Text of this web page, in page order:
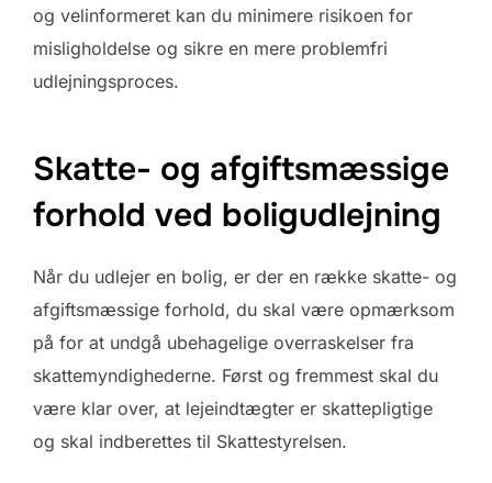
og velinformeret kan du minimere risikoen for
misligholdelse og sikre en mere problemfri
udlejningsproces.
Skatte- og afgiftsmæssige
forhold ved boligudlejning
Når du udlejer en bolig, er der en række skatte- og
afgiftsmæssige forhold, du skal være opmærksom
på for at undgå ubehagelige overraskelser fra
skattemyndighederne. Først og fremmest skal du
være klar over, at lejeindtægter er skattepligtige
og skal indberettes til Skattestyrelsen.